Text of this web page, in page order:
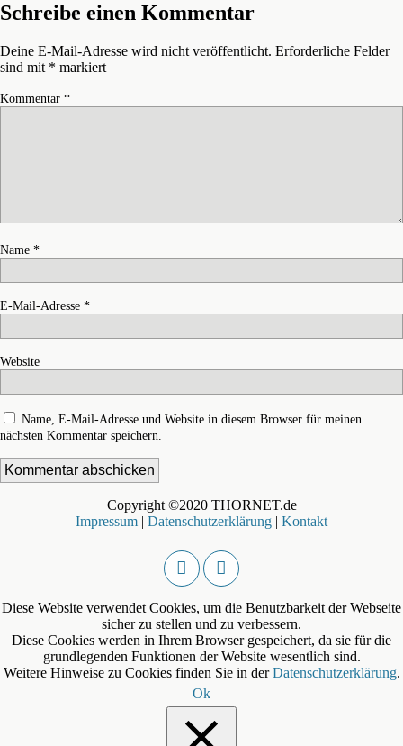
Schreibe einen Kommentar
Deine E-Mail-Adresse wird nicht veröffentlicht. Erforderliche Felder
sind mit * markiert
Kommentar *
Name *
E-Mail-Adresse *
Website
Name, E-Mail-Adresse und Website in diesem Browser für meinen
nächsten Kommentar speichern.
Copyright ©2020 THORNET.de
Impressum | Datenschutzerklärung | Kontakt
Diese Website verwendet Cookies, um die Benutzbarkeit der Webseite
sicher zu stellen und zu verbessern.
Diese Cookies werden in Ihrem Browser gespeichert, da sie für die
grundlegenden Funktionen der Website wesentlich sind.
Weitere Hinweise zu Cookies finden Sie in derDatenschutzerklärung.
Ok